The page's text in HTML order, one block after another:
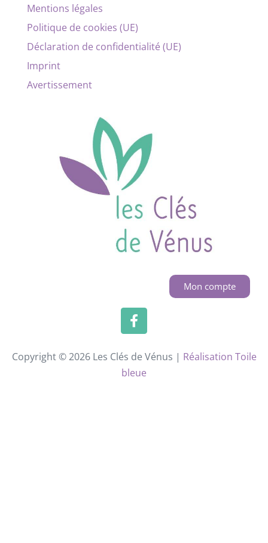
Mentions légales
Politique de cookies (UE)
Déclaration de confidentialité (UE)
Imprint
Avertissement
Mon compte
Copyright © 2026 Les Clés de Vénus | Réalisation Toile
bleue